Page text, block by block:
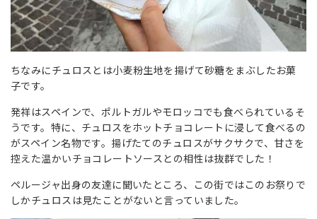
ちなみにチュロスとは小麦粉生地を揚げて砂糖をまぶしたお菓
子です。
発祥はスペインで、ポルトガルやモロッコでも食べられているそ
うです。特に、チュロスをホットチョコレートに浸して食べるの
がスペイン名物です。揚げたてのチュロスがサクサクで、甘さを
控えた温かいチョコレートソースとの相性は抜群でした！
ペルージャ出身の友達に聞いたところ、この街ではこのお祭りで
しかチュロスは見たことがないと言っていました。